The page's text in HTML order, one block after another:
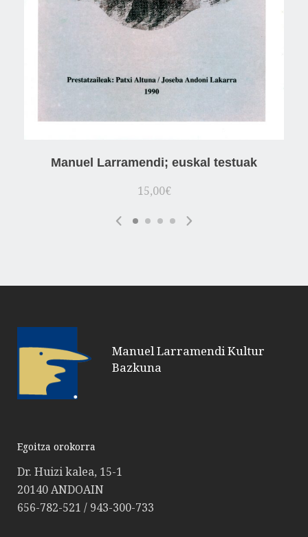
Manuel Larramendi; euskal testuak
15,00€
Manuel Larramendi Kultur
Bazkuna
Egoitza orokorra
Dr. Huizi kalea, 15-1
20140 ANDOAIN
656-782-521 / 943-300-733